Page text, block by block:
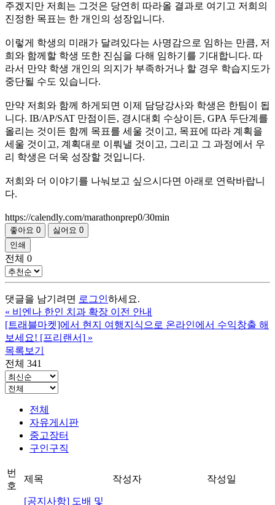
주겠지만 저희는 그것은 당연히 따라올 결과로 여기고 저희의
진정한 목표는 한 개인의 성장입니다.
이렇게 학생의 미래가 달려있다는 사명감으로 임하는 만큼, 저
희와 함께할 학생 또한 진심을 다해 임하기를 기대합니다. 따
라서 만약 학생 개인의 의지가 부족하거나 할 경우 학습지도가
중단될 수도 있습니다.
만약 저희와 함께 하게되면 이제 담당강사와 학생은 한팀이 됩
니다. IB/AP/SAT 만점이든, 경시대회 수상이든, GPA 두단계를
올리는 것이든 함께 목표를 세울 것이고, 목표에 따라 계획을
세울 것이고, 계획대로 이뤄낼 것이고, 그리고 그 과정에서 우
리 학생은 더욱 성장할 것입니다.
저희와 더 이야기를 나눠보고 싶으시다면 아래로 연락바랍니
다.
https://calendly.com/marathonprep0/30min
좋아요 0 싫어요 0
인쇄
전체 0
댓글을 남기려면 로그인하세요.
« 비엔나 한인 치과 확장 이전 안내
[트래블마켓]에서 현지 여행지식으로 온라인에서 수익창출 해
보세요! [프리랜서] »
목록보기
전체 341
전체
자유게시판
중고장터
구인구직
번
호
제목 작성자 작성일
[공지사항] 도배 및